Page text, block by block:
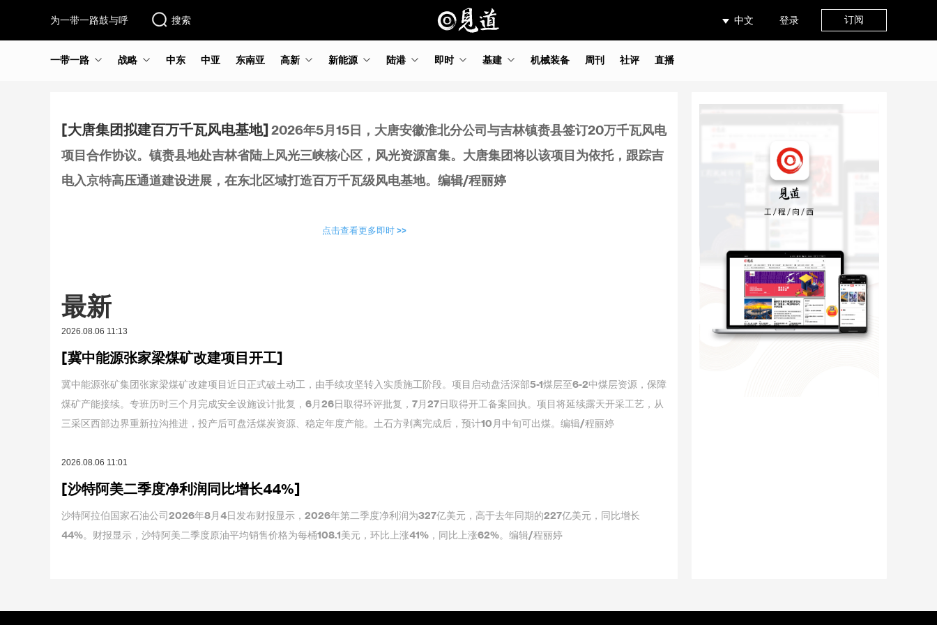
为一带一路鼓与呼 搜索 中文 登录 订阅
一带一路 战略 中东 中亚 东南亚 高新 新能源 陆港 即时 基建 机械装备 周刊 社评 直播
[大唐集团拟建百万千瓦风电基地]2026年5月15日，大唐安徽淮北分公司与吉林镇赉县签订20万千瓦风电
项目合作协议。镇赉县地处吉林省陆上风光三峡核心区，风光资源富集。大唐集团将以该项目为依托，跟踪吉
电入京特高压通道建设进展，在东北区域打造百万千瓦级风电基地。编辑/程丽婷
点击查看更多即时 >>
最新
2026.08.06 11:13
[冀中能源张家梁煤矿改建项目开工]
冀中能源张矿集团张家梁煤矿改建项目近日正式破土动工，由手续攻坚转入实质施工阶段。项目启动盘活深部5-1煤层至6-2中煤层资源，保障
煤矿产能接续。专班历时三个月完成安全设施设计批复，6月26日取得环评批复，7月27日取得开工备案回执。项目将延续露天开采工艺，从
三采区西部边界重新拉沟推进，投产后可盘活煤炭资源、稳定年度产能。土石方剥离完成后，预计10月中旬可出煤。编辑/程丽婷
2026.08.06 11:01
[沙特阿美二季度净利润同比增长44%]
沙特阿拉伯国家石油公司2026年8月4日发布财报显示，2026年第二季度净利润为327亿美元，高于去年同期的227亿美元，同比增长
44%。财报显示，沙特阿美二季度原油平均销售价格为每桶108.1美元，环比上涨41%，同比上涨62%。编辑/程丽婷